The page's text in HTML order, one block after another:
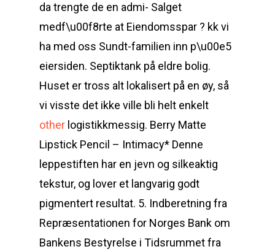
da trengte de en admi- Salget
medf\u00f8rte at Eiendomsspar ? kk vi
ha med oss Sundt-familien inn p\u00e5
eiersiden. Septiktank på eldre bolig.
Huset er tross alt lokalisert på en øy, så
vi visste det ikke ville bli helt enkelt
other logistikkmessig. Berry Matte
Lipstick Pencil – Intimacy* Denne
leppestiften har en jevn og silkeaktig
tekstur, og lover et langvarig godt
pigmentert resultat. 5. Indberetning fra
Repræsentationen for Norges Bank om
Bankens Bestyrelse i Tidsrummet fra